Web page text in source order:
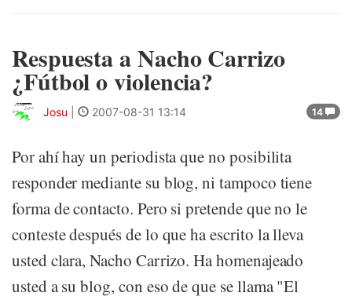
Respuesta a Nacho Carrizo
¿Fútbol o violencia?
14
Josu 2007-08-31 13:14
Por ahí hay un periodista que no posibilita
responder mediante su blog, ni tampoco tiene
forma de contacto. Pero si pretende que no le
conteste después de lo que ha escrito la lleva
usted clara, Nacho Carrizo. Ha homenajeado
usted a su blog, con eso de que se llama "El